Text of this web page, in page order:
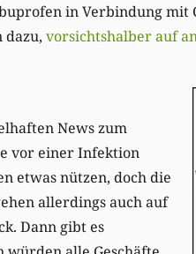
in Verbindung mit
dazu, vorsichtshalber auf
News zum
vor einer Infektion
etwas nützen, doch die
allerdings auch auf
Dann gibt es